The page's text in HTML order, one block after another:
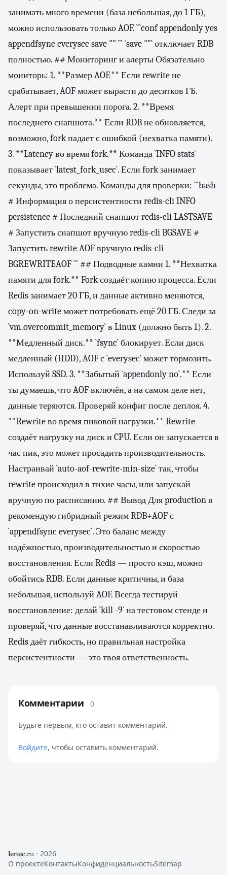
Комментарии 0
Будьте первым, кто оставит комментарий.
Войдите, чтобы оставить комментарий.
lenec.ru · 2026
О проектеКонтактыКонфиденциальностьSitemap